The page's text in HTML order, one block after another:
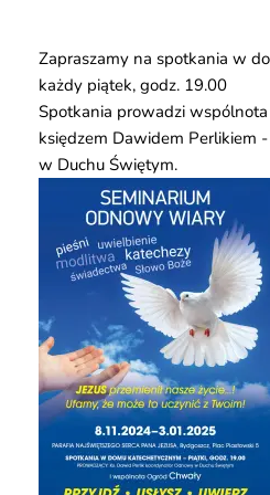
Zapraszamy na spotkania w
każdy piątek, godz. 19.00
Spotkania prowadzi
księdzem Dawidem Perlikiem
w Duchu Świętym.